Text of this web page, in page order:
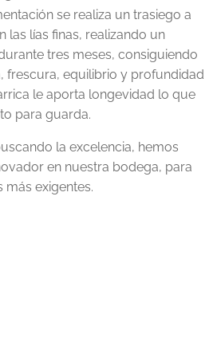
se realiza un trasiego a
las lías finas, realizando un
tres meses, consiguiendo
frescura, equilibrio y profundidad
le aporta longevidad lo que
para guarda.
la excelencia, hemos
en nuestra bodega, para
más exigentes.